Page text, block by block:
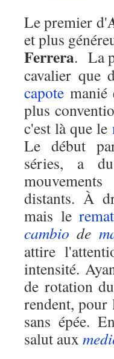
Le premier d'
et plus
Ferrera. La
cavalier que
capote manié
plus
c'est là que le
Le début
séries, a
distants. À
mais le
cambio de
attire
intensité.
de rotation
rendent, pour
sans épée.
salut aux